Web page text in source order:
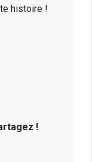
histoire !
!